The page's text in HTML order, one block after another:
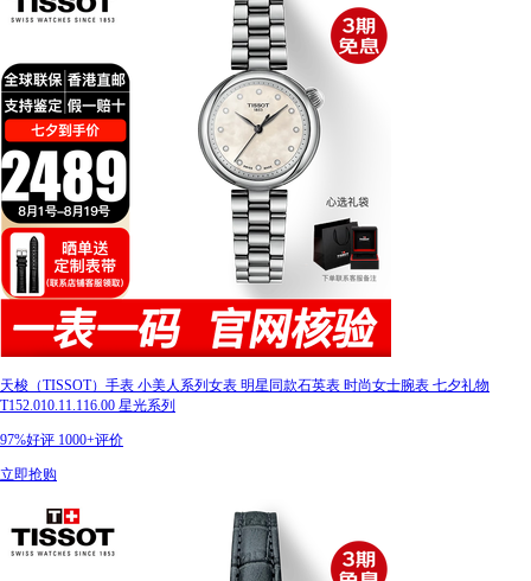
天梭（TISSOT）手表 小美人系列女表 明星同款石英表 时尚女士腕表 七夕礼物
T152.010.11.116.00 星光系列
97%好评 1000+评价
立即抢购